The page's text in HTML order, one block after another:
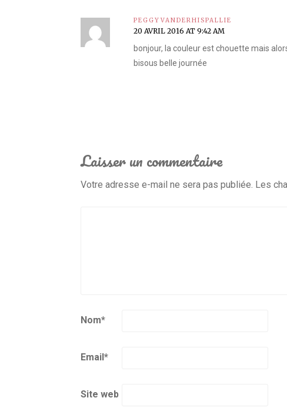
PEGGYVANDERHISPALLIE
20 AVRIL 2016 AT 9:42 AM
bonjour, la couleur est chouette mais
bisous belle journée
Laisser un commentaire
Votre adresse e-mail ne sera pas publiée. Les
Nom*
Email *
Site web